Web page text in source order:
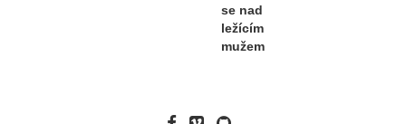
se nad
ležícím
mužem